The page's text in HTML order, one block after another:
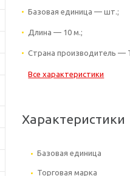
Базовая единица — шт.;
Длина — 10 м.;
Страна производитель —
Все характеристики
Характеристики
Базовая единица
Торговая марка